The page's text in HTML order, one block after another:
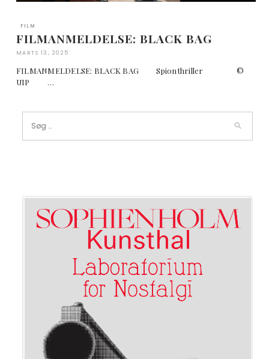
FILM
FILMANMELDELSE: BLACK BAG
MARTS 13, 2025
FILMANMELDELSE: BLACK BAG Spionthriller ©
UIP …